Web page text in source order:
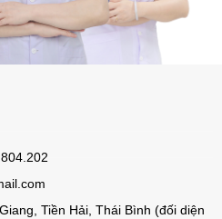
Tiền Hải, Thái Bình (đối diện